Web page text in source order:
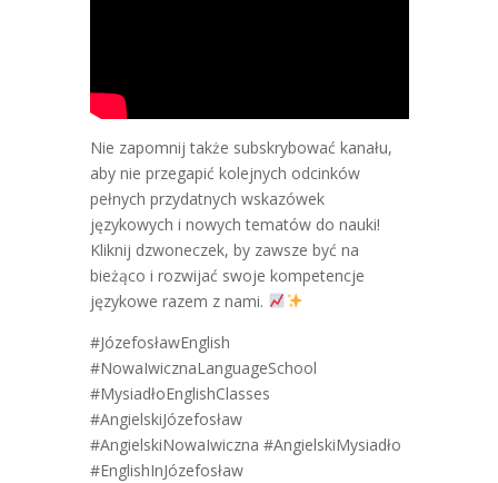
Nie zapomnij także subskrybować kanału,
aby nie przegapić kolejnych odcinków
pełnych przydatnych wskazówek
językowych i nowych tematów do nauki!
Kliknij dzwoneczek, by zawsze być na
bieżąco i rozwijać swoje kompetencje
językowe razem z nami.
#JózefosławEnglish
#NowaIwicznaLanguageSchool
#MysiadłoEnglishClasses
#AngielskiJózefosław
#AngielskiNowaIwiczna #AngielskiMysiadło
#EnglishInJózefosław